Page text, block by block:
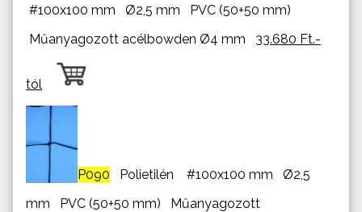
#100x100 mm Ø2,5 mm PVC (50+50 mm)
Műanyagozott acélbowden Ø4 mm 33.680 Ft.-
tól
P090 Polietilén #100x100 mm Ø2,5
mm PVC (50+50 mm) Műanyagozott